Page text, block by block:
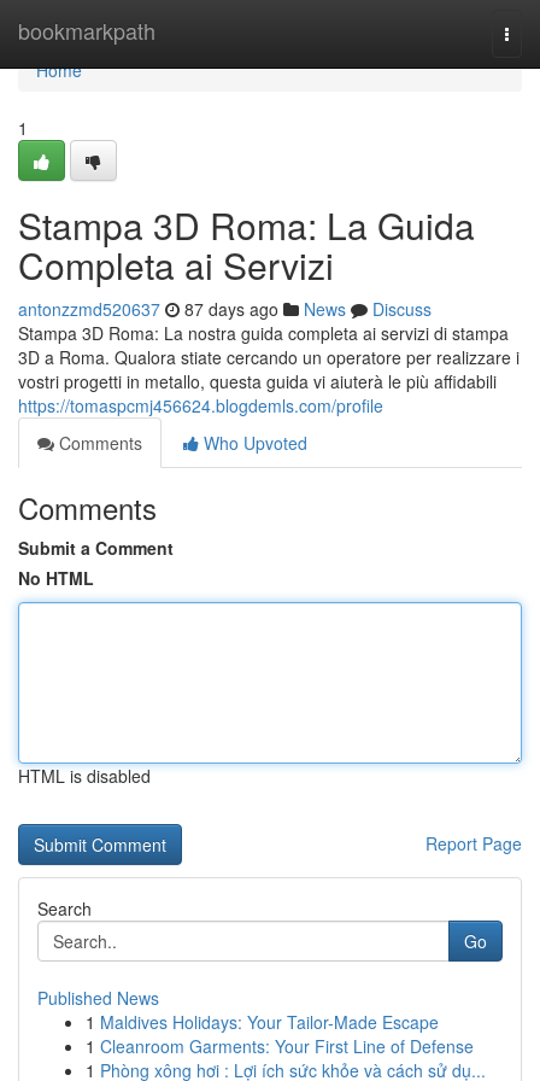
bookmarkpath
Home
Home
1
Stampa 3D Roma: La Guida
Completa ai Servizi
antonzzmd520637 87 days ago News
Discuss
Stampa 3D Roma: La nostra guida completa ai servizi di stampa
3D a Roma. Qualora stiate cercando un operatore per realizzare i
vostri progetti in metallo, questa guida vi aiuterà le più affidabili
https://tomaspcmj456624.blogdemls.com/profile
Comments
Who Upvoted
Comments
Submit a Comment
No HTML
HTML is disabled
Report Page
Search
Go
Published News
1 Maldives Holidays: Your Tailor-Made Escape
1 Cleanroom Garments: Your First Line of Defense
1 Phòng xông hơi : Lợi ích sức khỏe và cách sử dụ...